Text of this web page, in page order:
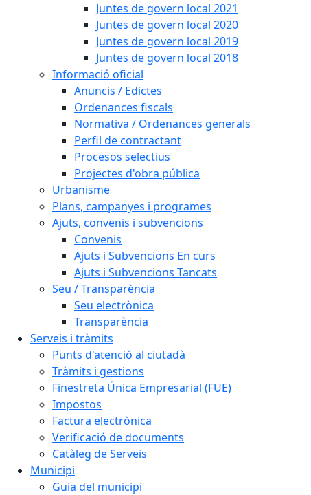
Juntes de govern local 2021
Juntes de govern local 2020
Juntes de govern local 2019
Juntes de govern local 2018
Informació oficial
Anuncis / Edictes
Ordenances fiscals
Normativa / Ordenances generals
Perfil de contractant
Procesos selectius
Projectes d'obra pública
Urbanisme
Plans, campanyes i programes
Ajuts, convenis i subvencions
Convenis
Ajuts i Subvencions En curs
Ajuts i Subvencions Tancats
Seu / Transparència
Seu electrònica
Transparència
Serveis i tràmits
Punts d'atenció al ciutadà
Tràmits i gestions
Finestreta Única Empresarial (FUE)
Impostos
Factura electrònica
Verificació de documents
Catàleg de Serveis
Municipi
Guia del municipi